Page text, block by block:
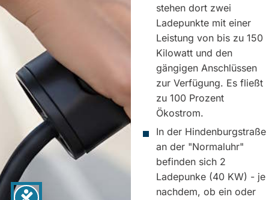
stehen dort zwei
Ladepunkte mit einer
Leistung von bis zu 150
Kilowatt und den
gängigen Anschlüssen
zur Verfügung. Es fließt
zu 100 Prozent
Ökostrom.
In der Hindenburgstraße
an der "Normaluhr"
befinden sich 2
Ladepunke (40 KW) - je
nachdem, ob ein oder